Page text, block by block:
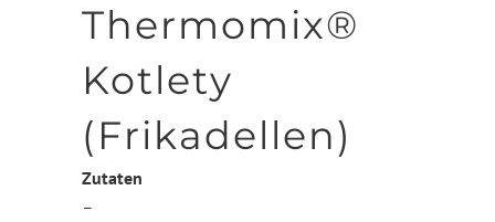
Thermomix®
Kotlety
(Frikadellen)
Zutaten
–